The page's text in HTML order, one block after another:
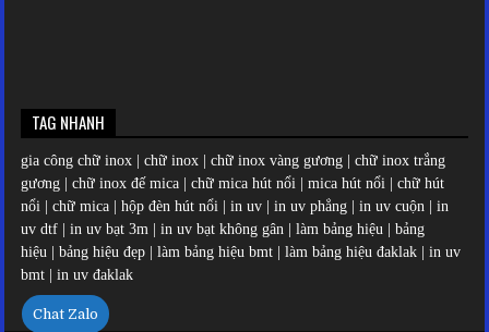
Chat Zalo
TAG NHANH
gia công chữ inox |chữ inox |chữ inox vàng gương |chữ inox trắng
gương |chữ inox đế mica |chữ mica hút nổi |mica hút nổi |chữ hút
nổi |chữ mica |hộp đèn hút nổi |in uv |in uv phẳng |in uv cuộn |in
uv dtf |in uv bạt 3m |in uv bạt không gân |làm bảng hiệu |bảng
hiệu |bảng hiệu đẹp |làm bảng hiệu bmt |làm bảng hiệu đaklak |in uv
bmt |in uv đaklak